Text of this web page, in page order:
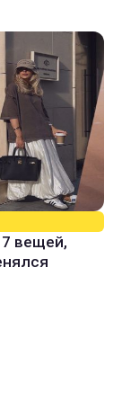
вещей,